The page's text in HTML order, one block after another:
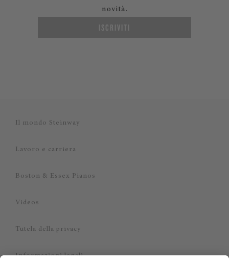
novità.
ISCRIVITI
Il mondo Steinway
Lavoro e carriera
Boston & Essex Pianos
Videos
Tutela della privacy
Informazioni legali